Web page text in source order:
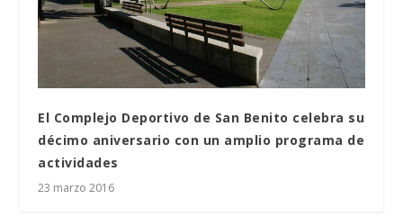
El Complejo Deportivo de San Benito celebra su
décimo aniversario con un amplio programa de
actividades
23 marzo 2016